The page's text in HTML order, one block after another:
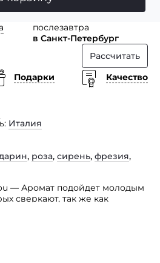
послезавтра
в Санкт-Петербург
Рассчитать
Подарки
Качество
Италия
, роза, сирень, фрезия,
— Аромат подойдет молодым
сверкают, так же как
лежит весь мир.